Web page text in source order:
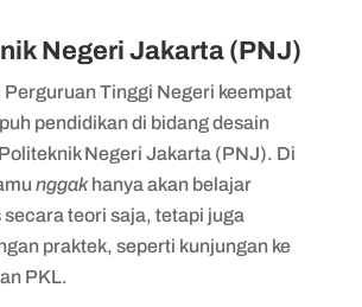
Negeri Jakarta (PNJ)
Perguruan Tinggi Negeri keempat
pendidikan di bidang desain
Negeri Jakarta (PNJ). Di
nggakhanya akan belajar
teori saja, tetapi juga
praktek, seperti kunjungan ke
PKL.